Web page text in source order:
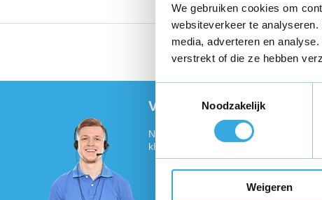
We gebruiken cookies om
websiteverkeer te
media, adverteren en
verstrekt of die ze hebben
Noodzakelijk
Weigeren
Vragen of meer
Neem contact met ons op! Onze
klaar :)